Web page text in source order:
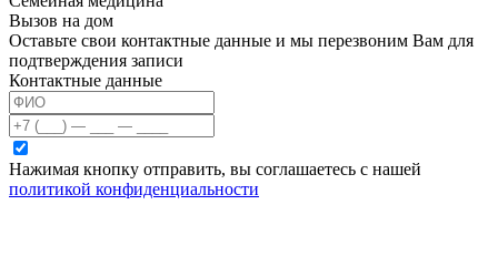
Вызов на дом
Оставьте свои контактные данные и мы перезвоним Вам для
подтверждения записи
Контактные данные
Нажимая кнопку отправить, вы соглашаетесь с нашей
политикой конфиденциальности